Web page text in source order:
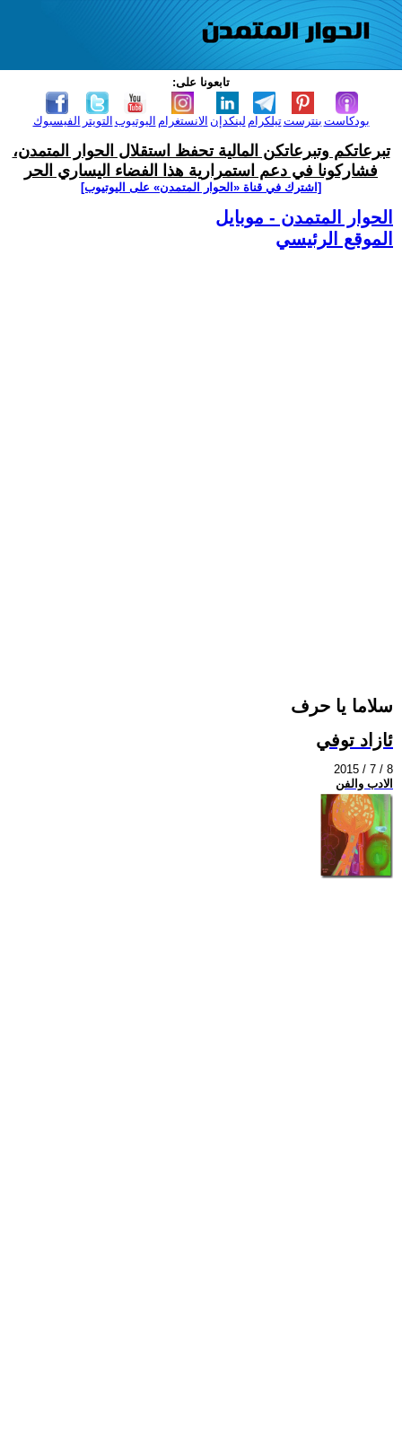
تابعونا على:
الفيسبوك التويتر اليوتيوب الانستغرام لينكدإن تيلكرامبنترست بودكاست
تبرعاتكم وتبرعاتكن المالية تحفظ استقلال الحوار المتمدن،
فشاركونا في دعم استمرارية هذا الفضاء اليساري الحر
[اشترك في قناة ‫«الحوار المتمدن» على اليوتيوب]
الحوار المتمدن - موبايل
الموقع الرئيسي
سلاما يا حرف
ئازاد توفي
2015 / 7 / 8
الادب والفن